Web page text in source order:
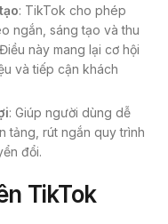
: TikTok cho phép
ngắn, sáng tạo và thu
này mang lại cơ hội
và tiếp cận khách
: Giúp người dùng dễ
tảng, rút ngắn quy trình
đổi.
TikTok